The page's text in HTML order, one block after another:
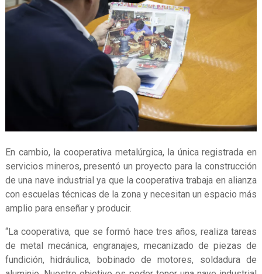
En cambio, la cooperativa metalúrgica, la única registrada en
servicios mineros, presentó un proyecto para la construcción
de una nave industrial ya que la cooperativa trabaja en alianza
con escuelas técnicas de la zona y necesitan un espacio más
amplio para enseñar y producir.
“La cooperativa, que se formó hace tres años, realiza tareas
de metal mecánica, engranajes, mecanizado de piezas de
fundición, hidráulica, bobinado de motores, soldadura de